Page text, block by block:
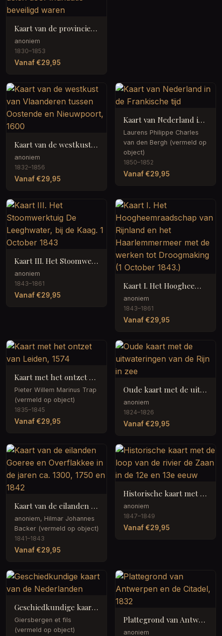
Kaart van de provincies Holland, Utrecht en Gelderland waarop met kleuren is aangegeven tot hoever de Fransen in 1672 waren doorgedrongen en welke delen door inundatie beveiligd waren
anoniem
1830–1853
Vanaf €29,95
Kaart van de westkust van Vlaanderen tussen Oostende en Nieuwpoort, 1600
anoniem
1832–1856
Vanaf €29,95
Kaart van Nederland in de Frankische tijd
Laurens Philippe Charles
van den Bergh (vermeld op
object)
1850–1852
Vanaf €29,95
Kaart III. Het Stoomwerktuig De Leeghwater, bij de Kaag. 1 October 1843
anoniem
1843–1861
Vanaf €29,95
Kaart I. Het Hoogheemraadschap van Rijnland en het Haarlemmermeer met de werken tot Droogmaking (1 October 1843.)
anoniem
1843–1861
Vanaf €29,95
Kaart met het ontzet van Leiden, 1574
Pieter Willem Marinus Trap
(vermeld op object)
1835–1845
Vanaf €29,95
Oude kaart met de uitwateringen van de Rijn in zee
anoniem
1824–1826
Vanaf €29,95
Kaart van de eilanden Goeree en Overflakkee in de jaren ca. 1300, 1750 en 1842
anoniem, Hilmar Johannes
Backer (vermeld op object)
1841–1843
Vanaf €29,95
Historische kaart met de loop van de rivier de Zaan in de 12e en 13e eeuw
anoniem
1847–1849
Vanaf €29,95
Geschiedkundige kaart van de Nederlanden
Giersbergen et fils
(vermeld op object)
Plattegrond van Antwerpen en de Citadel, 1832
anoniem